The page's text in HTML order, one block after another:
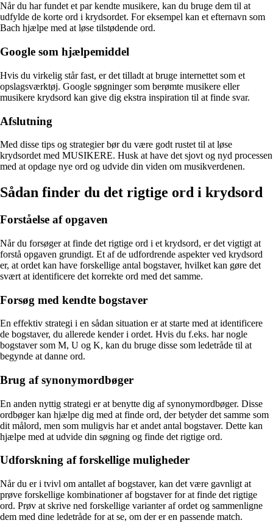
Når du har fundet et par kendte musikere, kan du bruge dem til at
udfylde de korte ord i krydsordet. For eksempel kan et efternavn som
Bach hjælpe med at løse tilstødende ord.
Google som hjælpemiddel
Hvis du virkelig står fast, er det tilladt at bruge internettet som et
opslagsværktøj. Google søgninger som berømte musikere eller
musikere krydsord kan give dig ekstra inspiration til at finde svar.
Afslutning
Med disse tips og strategier bør du være godt rustet til at løse
krydsordet med MUSIKERE. Husk at have det sjovt og nyd processen
med at opdage nye ord og udvide din viden om musikverdenen.
Sådan finder du det rigtige ord i krydsord
Forståelse af opgaven
Når du forsøger at finde det rigtige ord i et krydsord, er det vigtigt at
forstå opgaven grundigt. Et af de udfordrende aspekter ved krydsord
er, at ordet kan have forskellige antal bogstaver, hvilket kan gøre det
svært at identificere det korrekte ord med det samme.
Forsøg med kendte bogstaver
En effektiv strategi i en sådan situation er at starte med at identificere
de bogstaver, du allerede kender i ordet. Hvis du f.eks. har nogle
bogstaver som M, U og K, kan du bruge disse som ledetråde til at
begynde at danne ord.
Brug af synonymordbøger
En anden nyttig strategi er at benytte dig af synonymordbøger. Disse
ordbøger kan hjælpe dig med at finde ord, der betyder det samme som
dit målord, men som muligvis har et andet antal bogstaver. Dette kan
hjælpe med at udvide din søgning og finde det rigtige ord.
Udforskning af forskellige muligheder
Når du er i tvivl om antallet af bogstaver, kan det være gavnligt at
prøve forskellige kombinationer af bogstaver for at finde det rigtige
ord. Prøv at skrive ned forskellige varianter af ordet og sammenligne
dem med dine ledetråde for at se, om der er en passende match.